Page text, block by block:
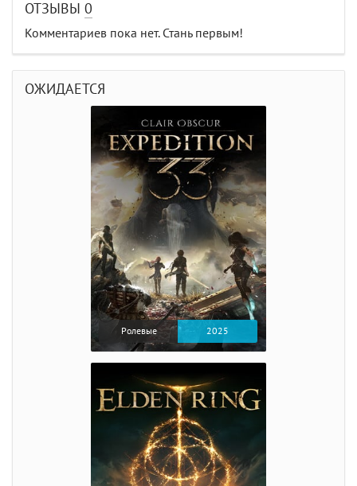
ОТЗЫВЫ 0
Комментариев пока нет. Стань первым!
ОЖИДАЕТСЯ
Ролевые 2025